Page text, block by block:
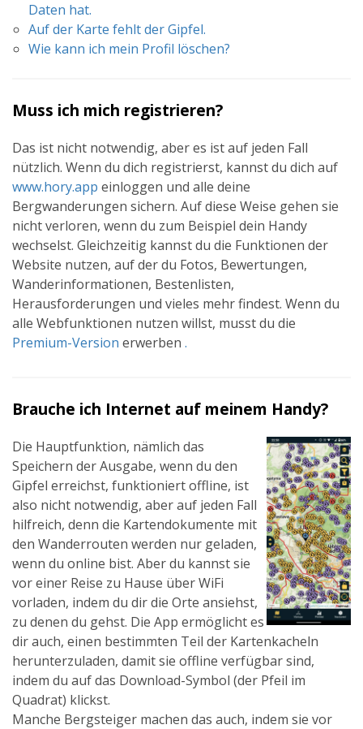
Daten hat.
Auf der Karte fehlt der Gipfel.
Wie kann ich mein Profil löschen?
Muss ich mich registrieren?
Das ist nicht notwendig, aber es ist auf jeden Fall
nützlich. Wenn du dich registrierst, kannst du dich auf
www.hory.app einloggen und alle deine
Bergwanderungen sichern. Auf diese Weise gehen sie
nicht verloren, wenn du zum Beispiel dein Handy
wechselst. Gleichzeitig kannst du die Funktionen der
Website nutzen, auf der du Fotos, Bewertungen,
Wanderinformationen, Bestenlisten,
Herausforderungen und vieles mehr findest. Wenn du
alle Webfunktionen nutzen willst, musst du die
Premium-Version erwerben .
Brauche ich Internet auf meinem Handy?
Die Hauptfunktion, nämlich das
Speichern der Ausgabe, wenn du den
Gipfel erreichst, funktioniert offline, ist
also nicht notwendig, aber auf jeden Fall
hilfreich, denn die Kartendokumente mit
den Wanderrouten werden nur geladen,
wenn du online bist. Aber du kannst sie
vor einer Reise zu Hause über WiFi
vorladen, indem du dir die Orte ansiehst,
zu denen du gehst. Die App ermöglicht es
dir auch, einen bestimmten Teil der Kartenkacheln
herunterzuladen, damit sie offline verfügbar sind,
indem du auf das Download-Symbol (der Pfeil im
Quadrat) klickst.
Manche Bergsteiger machen das auch, indem sie vor